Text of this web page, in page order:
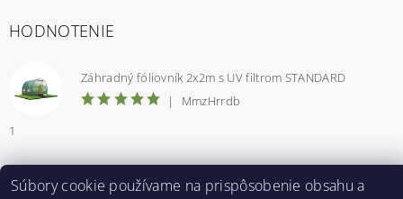
HODNOTENIE
Záhradný fóliovník 2x2m s UV filtrom STANDARD
|
MmzHrrdb
1
Súbory cookie používame na prispôsobenie obsahu a